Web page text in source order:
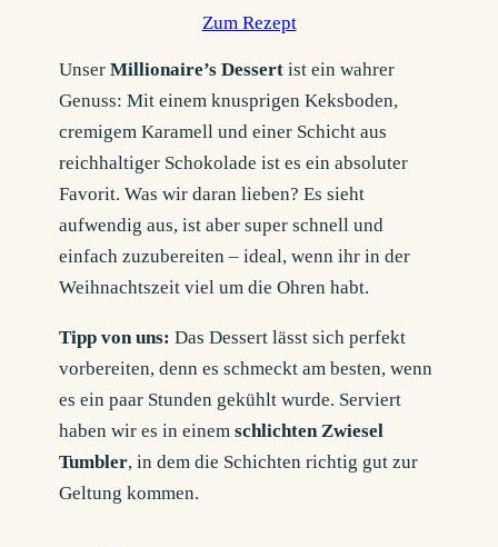
Zum Rezept
Unser Millionaire’s Dessertist ein wahrer
Genuss: Mit einem knusprigen Keksboden,
cremigem Karamell und einer Schicht aus
reichhaltiger Schokolade ist es ein absoluter
Favorit. Was wir daran lieben? Es sieht
aufwendig aus, ist aber super schnell und
einfach zuzubereiten – ideal, wenn ihr in der
Weihnachtszeit viel um die Ohren habt.
Tipp von uns: Das Dessert lässt sich perfekt
vorbereiten, denn es schmeckt am besten, wenn
es ein paar Stunden gekühlt wurde. Serviert
haben wir es in einem schlichten Zwiesel
Tumbler, in dem die Schichten richtig gut zur
Geltung kommen.